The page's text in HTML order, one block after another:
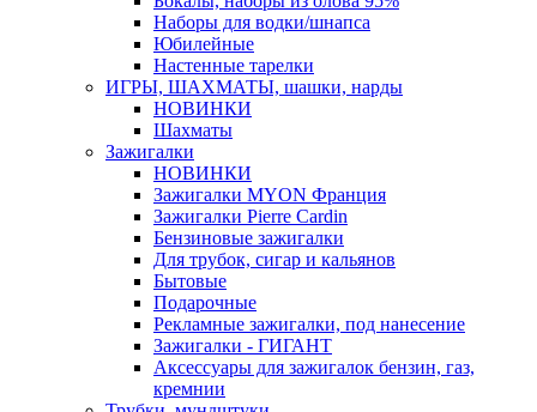
Наборы для водки/шнапса
Юбилейные
Настенные тарелки
ИГРЫ, ШАХМАТЫ, шашки, нарды
НОВИНКИ
Шахматы
Зажигалки
НОВИНКИ
Зажигалки MYON Франция
Зажигалки Pierre Cardin
Бензиновые зажигалки
Для трубок, сигар и кальянов
Бытовые
Подарочные
Рекламные зажигалки, под нанесение
Зажигалки - ГИГАНТ
Аксессуары для зажигалок бензин, газ,
кремнии